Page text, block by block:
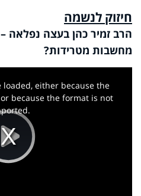
חיזוק לנשמה
הרב זמיר כהן בעצה נפלאה
מחשבות מטרידות?
Play
either because the
because the format is not